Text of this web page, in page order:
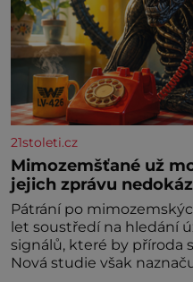
21stoleti.cz
Mimozemšťané už
jejich zprávu
Pátrání po
let soustředí na hledání
signálů, které by příroda
Nová studie však